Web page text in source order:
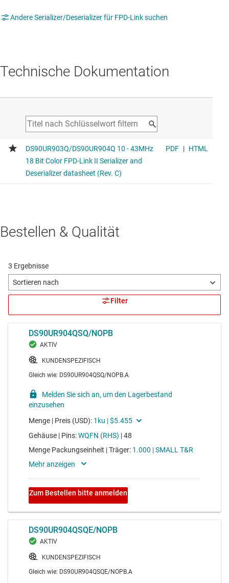
Andere Serializer/Deserializer für FPD-Link suchen
Technische Dokumentation
Bestellen & Qualität